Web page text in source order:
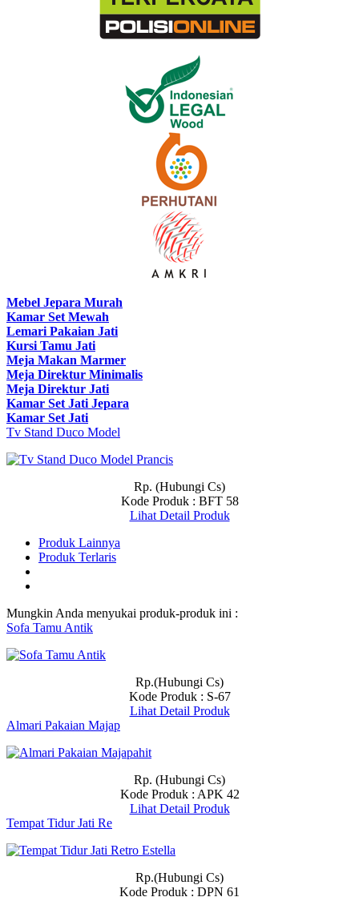
Mebel Jepara Murah
Kamar Set Mewah
Lemari Pakaian Jati
Kursi Tamu Jati
Meja Makan Marmer
Meja Direktur Minimalis
Meja Direktur Jati
Kamar Set Jati Jepara
Kamar Set Jati
Tv Stand Duco Model
Rp. (Hubungi Cs)
Kode Produk : BFT 58
Lihat Detail Produk
Produk Lainnya
Produk Terlaris
Mungkin Anda menyukai produk-produk ini :
Sofa Tamu Antik
Rp.(Hubungi Cs)
Kode Produk : S-67
Lihat Detail Produk
Almari Pakaian Majap
Rp. (Hubungi Cs)
Kode Produk : APK 42
Lihat Detail Produk
Tempat Tidur Jati Re
Rp.(Hubungi Cs)
Kode Produk : DPN 61